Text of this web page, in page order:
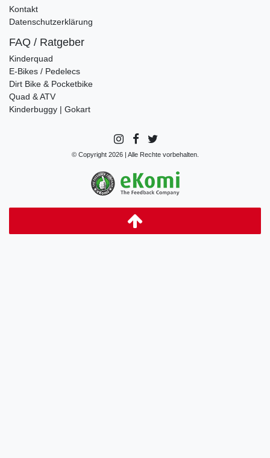
Kontakt
Datenschutzerklärung
FAQ / Ratgeber
Kinderquad
E-Bikes / Pedelecs
Dirt Bike & Pocketbike
Quad & ATV
Kinderbuggy | Gokart
© Copyright 2026 | Alle Rechte vorbehalten.